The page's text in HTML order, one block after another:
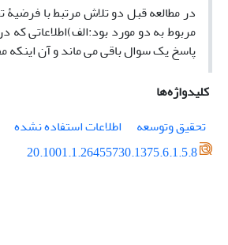
در مطالعه قبل دو تلاش مرتبط با
مربوط به دو مورد بود:الف)اطلاعاتی
پاسخ یک سوال باقی می ماند و آن اینکه
کلیدواژه‌ها
تحقیق وتوسعه
اطلاعات استفاده نشده
20.1001.1.26455730.1375.6.1.5.8